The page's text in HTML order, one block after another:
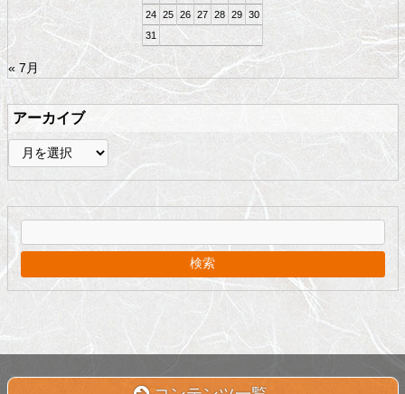
24 25 26 27 28 29 30
31
« 7月
アーカイブ
ア
ー
カ
イ
ブ